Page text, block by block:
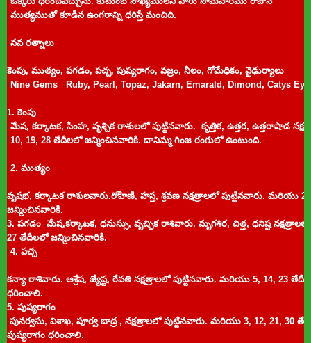
ముత్యముతో కూడిన ఉంగరాన్ని ధరిస్తే మంచిది.
నవ రత్నాలు
కెంపు, ముత్యం, పగడం, పచ్చ, పుష్యరాగం, వజ్రం, నీలం, గోమేధికం, వైఢుర్యాలు
Nine Gems
Ruby, Pearl, Topaz, Jakarn, Emarald, Dimond, Catys
1. కెంపు
మేష, కర్కాటక, సింహ, వృశ్చిక రాశులలో పుట్టినవారు. కృత్తిక, ఉత్తర, ఉత్తరాషాడ
10, 19, 28 తేదీలలో జన్మించినవారికి. దానిమ్మ గింజ రంగులో ఉంటుంది.
2. ముత్యం
వృషభ, కర్కాటక రాశులవారు.రోహిణి, హస్త, శ్రవణ నక్షత్రాలలో పుట్టినవారు. మరియు
జన్మించినవారికి.
3. పగడం మేష,కర్కాటక, ధనుస్సు, వృచ్చిక రాశివారు. మృగశిర, చిత్త, ధనిష్ట
27 తేదీలలో జన్మించినవారికి.
4. పచ్చ
కన్యా రాశివారు. ఆశ్రేష, జ్యేష్ట, రేవతి నక్షత్రాలలో పుట్టినవారు. మరియు 5, 14, 23
ధరించాలి.
5. పుష్యరాగం
పునర్వసు, విశాఖ, పూర్వ బాద్ర , నక్షత్రాలలో పుట్టినవారు. మరియు 3, 12, 21, 30
పుష్యరాగం ధరించాలి.